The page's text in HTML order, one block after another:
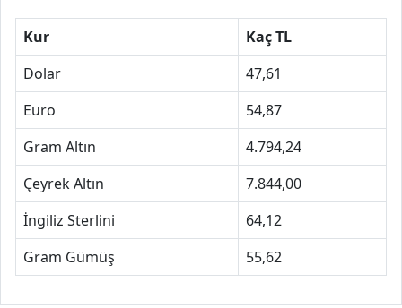
Kur
Kaç TL
Dolar
47,61
Euro
54,87
Gram Altın
4.794,24
Çeyrek Altın
7.844,00
İngiliz Sterlini
64,12
Gram Gümüş
55,62